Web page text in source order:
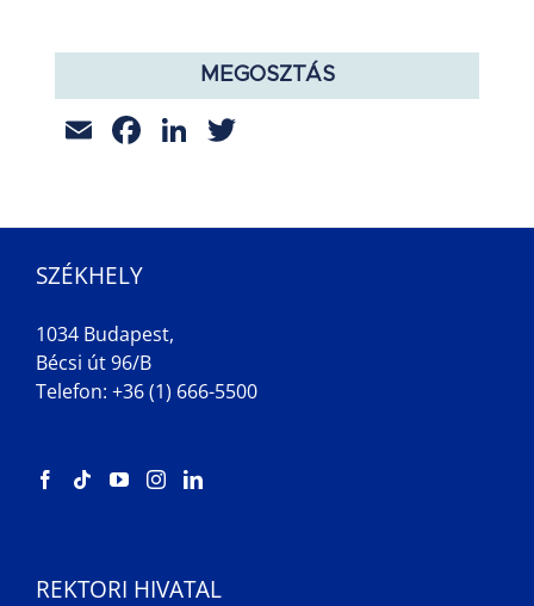
MEGOSZTÁS
EmailFacebook
LinkedIn
SZÉKHELY
1034 Budapest,
Bécsi út 96/B
Telefon: +36 (1) 666-5500
REKTORI HIVATAL